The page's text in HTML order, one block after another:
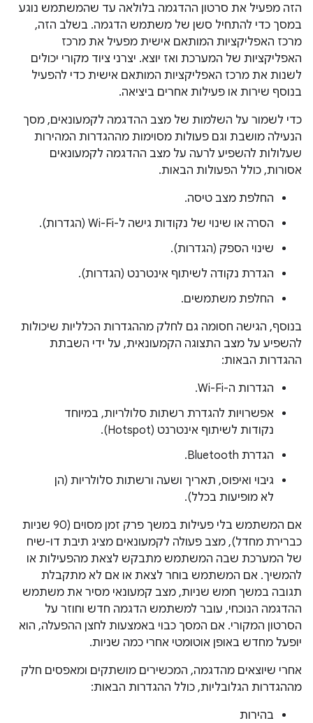
הזה מפעיל את סרטון ההדגמה בלולאה עד שהמשתמש נוגע
במסך כדי להתחיל סשן של משתמש הדגמה. בשלב הזה,
מרכז האפליקציות המותאם אישית מפעיל את מרכז
האפליקציות של המערכת ואז יוצא. יצרני ציוד מקורי יכולים
לשנות את מרכז האפליקציות המותאם אישית כדי להפעיל
בנוסף שירות או פעילות אחרים ביציאה.
כדי לשמור על השלמות של מצב ההדגמה לקמעונאים, מסך
הנעילה מושבת וגם פעולות מסוימות מההגדרות המהירות
שעלולות להשפיע לרעה על מצב ההדגמה לקמעונאים
אסורות, כולל הפעולות הבאות.
החלפת מצב טיסה.
הסרה או שינוי של נקודות גישה ל-Wi-Fi (הגדרות).
שינוי הספק (הגדרות).
הגדרת נקודה לשיתוף אינטרנט (הגדרות).
החלפת משתמשים.
בנוסף, הגישה חסומה גם לחלק מההגדרות הכלליות שיכולות
להשפיע על מצב התצוגה הקמעונאית, על ידי השבתת
ההגדרות הבאות:
הגדרות ה-Wi-Fi.
אפשרויות להגדרת רשתות סלולריות, במיוחד
נקודות לשיתוף אינטרנט (Hotspot).
הגדרת Bluetooth.
גיבוי ואיפוס, תאריך ושעה ורשתות סלולריות (הן
לא מופיעות בכלל).
אם המשתמש בלי פעילות במשך פרק זמן מסוים (90 שניות
כברירת מחדל), מצב פעולה לקמעונאים מציג תיבת דו-שיח
של המערכת שבה המשתמש מתבקש לצאת מהפעילות או
להמשיך. אם המשתמש בוחר לצאת או אם לא מתקבלת
תגובה במשך חמש שניות, מצב קמעונאי מסיר את משתמש
ההדגמה הנוכחי, עובר למשתמש הדגמה חדש וחוזר על
הסרטון המקורי. אם המסך כבוי באמצעות לחצן ההפעלה, הוא
יופעל מחדש באופן אוטומטי אחרי כמה שניות.
אחרי שיוצאים מהדגמה, המכשירים מושתקים ומאפסים חלק
מההגדרות הגלובליות, כולל ההגדרות הבאות:
בהירות